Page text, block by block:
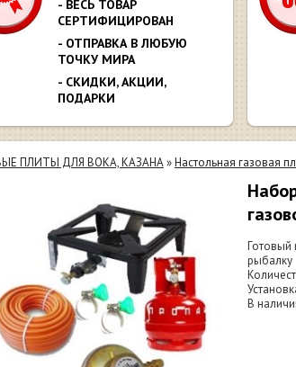
- ВЕСЬ ТОВАР
СЕРТИФИЦИРОВАН
- ОТПРАВКА В ЛЮБУЮ
ТОЧКУ МИРА
- СКИДКИ, АКЦИИ,
ПОДАРКИ
ПЛИТЫ ДЛЯ ВОКА, КАЗАНА»Настольная газовая
Готовый
рыбалку
В